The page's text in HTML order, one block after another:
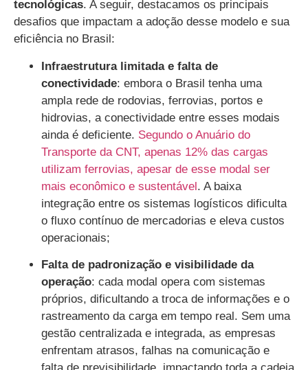
tecnológicas. A seguir, destacamos os principais
desafios que impactam a adoção desse modelo e sua
eficiência no Brasil:
Infraestrutura limitada e falta de
conectividade: embora o Brasil tenha uma
ampla rede de rodovias, ferrovias, portos e
hidrovias, a conectividade entre esses modais
ainda é deficiente. Segundo o Anuário do
Transporte da CNT, apenas 12% das cargas
utilizam ferrovias, apesar de esse modal ser
mais econômico e sustentável. A baixa
integração entre os sistemas logísticos dificulta
o fluxo contínuo de mercadorias e eleva custos
operacionais;
Falta de padronização e visibilidade da
operação: cada modal opera com sistemas
próprios, dificultando a troca de informações e o
rastreamento da carga em tempo real. Sem uma
gestão centralizada e integrada, as empresas
enfrentam atrasos, falhas na comunicação e